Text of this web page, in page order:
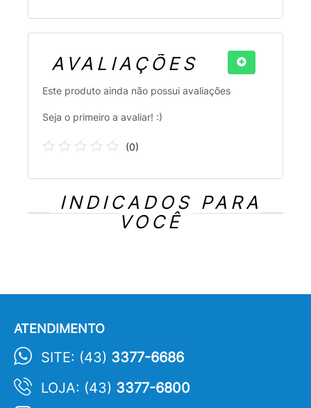
AVALIAÇÕES
Este produto ainda não possui avaliações
Seja o primeiro a avaliar! :)
(0)
INDICADOS PARA
VOCÊ
ATENDIMENTO
SITE: (43) 3377-6686
LOJA: (43) 3377-6800